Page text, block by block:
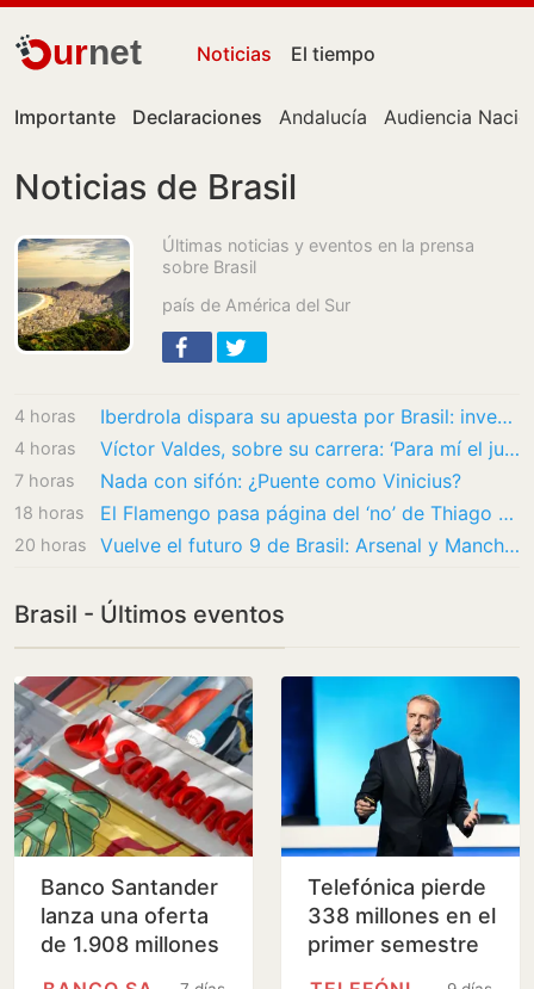
urnet Noticias El tiempo
Importante Declaraciones Andalucía Audiencia
Noticias de Brasil
Últimas noticias y eventos en la prensa
sobre Brasil
país de América del Sur
4 horas Iberdrola dispara su apuesta por Brasil: invertirá 526 millones hasta 2030 para modernizar…
4 horas Víctor Valdes, sobre su carrera: ‘Para mí el jugar de portero cada fin de semana ha sido…
7 horas Nada con sifón: ¿Puente como Vinicius?
18 horas El Flamengo pasa página del ‘no’ de Thiago Almada con un fichaje ilusionante
20 horas Vuelve el futuro 9 de Brasil: Arsenal y Manchester United se interesan en Kaua Elias
Brasil - Últimos eventos
Banco Santander
lanza una oferta
de 1.908 millones
Telefónica pierde
338 millones en el
primer semestre
pero mejora sus